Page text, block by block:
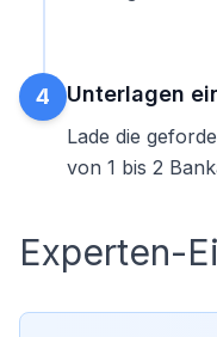
4 Unterlagen
Lade die
von 1 bis 2
Experten-